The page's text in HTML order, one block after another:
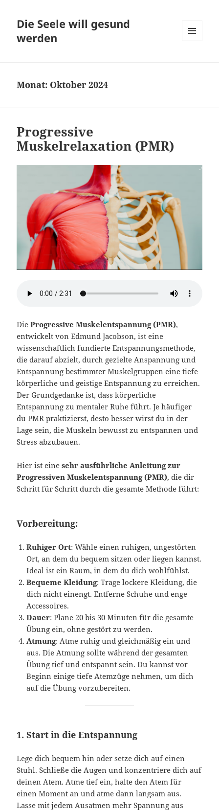
Die Seele will gesund
werden
Monat: Oktober 2024
Progressive
Muskelrelaxation (PMR)
DieProgressive Muskelentspannung (PMR),
entwickelt von Edmund Jacobson, ist eine
wissenschaftlich fundierte Entspannungsmethode,
die darauf abzielt, durch gezielte Anspannung und
Entspannung bestimmter Muskelgruppen eine tiefe
körperliche und geistige Entspannung zu erreichen.
Der Grundgedanke ist, dass körperliche
Entspannung zu mentaler Ruhe führt. Je häufiger
du PMR praktizierst, desto besser wirst du in der
Lage sein, die Muskeln bewusst zu entspannen und
Stress abzubauen.
Hier ist einesehr ausführliche Anleitung zur
Progressiven Muskelentspannung (PMR), die dir
Schritt für Schritt durch die gesamte Methode führt:
Vorbereitung:
Ruhiger Ort: Wähle einen ruhigen, ungestörten
Ort, an dem du bequem sitzen oder liegen kannst.
Ideal ist ein Raum, in dem du dich wohlfühlst.
Bequeme Kleidung: Trage lockere Kleidung, die
dich nicht einengt. Entferne Schuhe und enge
Accessoires.
Dauer: Plane 20 bis 30 Minuten für die gesamte
Übung ein, ohne gestört zu werden.
Atmung: Atme ruhig und gleichmäßig ein und
aus. Die Atmung sollte während der gesamten
Übung tief und entspannt sein. Du kannst vor
Beginn einige tiefe Atemzüge nehmen, um dich
auf die Übung vorzubereiten.
1.Start in die Entspannung
Lege dich bequem hin oder setze dich auf einen
Stuhl. Schließe die Augen und konzentriere dich auf
deinen Atem. Atme tief ein, halte den Atem für
einen Moment an und atme dann langsam aus.
Lasse mit jedem Ausatmen mehr Spannung aus